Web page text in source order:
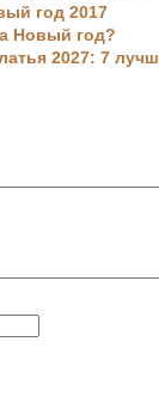
год 2017
Новый год?
2027: 7